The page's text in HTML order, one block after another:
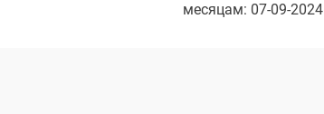
месяцам: 07-09-2024